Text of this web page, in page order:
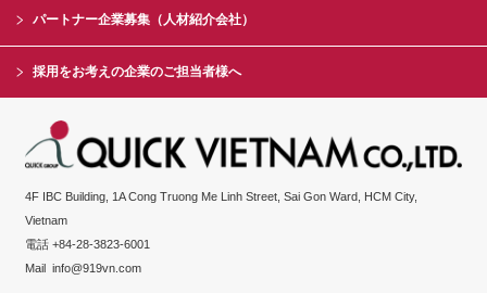
パートナー企業募集（人材紹介会社）
採用をお考えの企業のご担当者様へ
4F IBC Building, 1A Cong Truong Me Linh Street, Sai Gon Ward, HCM City,
Vietnam
電話 +84-28-3823-6001
Mailinfo@919vn.com